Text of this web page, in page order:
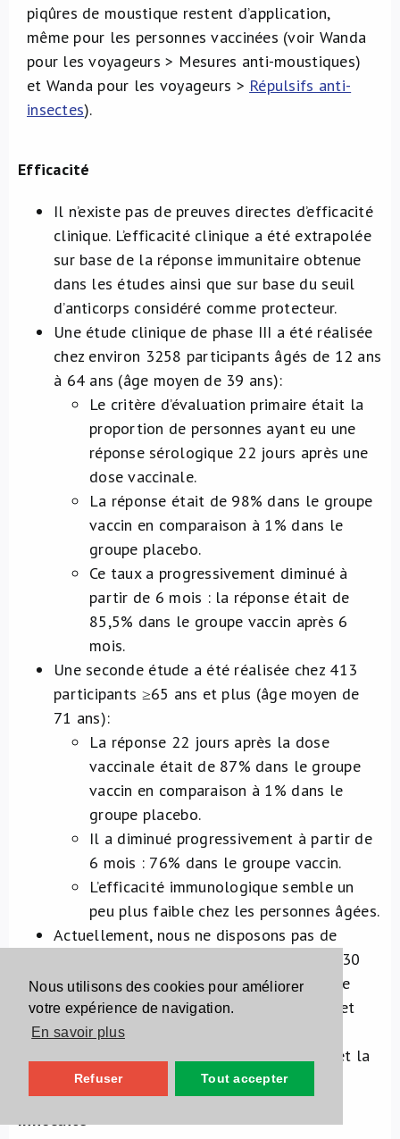
Nous utilisons des cookies pour améliorer
votre expérience de navigation.
En savoir plus
Refuser Tout accepter
piqûres de moustique restent d’application,
même pour les personnes vaccinées (voir Wanda
pour les voyageurs > Mesures anti-moustiques)
et Wanda pour les voyageurs > Répulsifs anti-
insectes).
Efficacité
Il n’existe pas de preuves directes d’efficacité
clinique. L’efficacité clinique a été extrapolée
sur base de la réponse immunitaire obtenue
dans les études ainsi que sur base du seuil
d’anticorps considéré comme protecteur.
Une étude clinique de phase III a été réalisée
chez environ 3258 participants âgés de 12 ans
à 64 ans (âge moyen de 39 ans):
Le critère d’évaluation primaire était la
proportion de personnes ayant eu une
réponse sérologique 22 jours après une
dose vaccinale.
La réponse était de 98% dans le groupe
vaccin en comparaison à 1% dans le
groupe placebo.
Ce taux a progressivement diminué à
partir de 6 mois : la réponse était de
85,5% dans le groupe vaccin après 6
mois.
Une seconde étude a été réalisée chez 413
participants ≥65 ans et plus (âge moyen de
71 ans):
La réponse 22 jours après la dose
vaccinale était de 87% dans le groupe
vaccin en comparaison à 1% dans le
groupe placebo.
Il a diminué progressivement à partir de
6 mois : 76% dans le groupe vaccin.
L’efficacité immunologique semble un
peu plus faible chez les personnes âgées.
Actuellement, nous ne disposons pas de
données au-delà de 6 mois (situation au 30
avril 2026). Ce vaccin recombinant semble
offrir une bonne immunogénicité initiale et
rapide, mais on ne dispose pas de preuve
directe de protection contre la maladie et la
durée de protection est encore inconnue.
Innocuité